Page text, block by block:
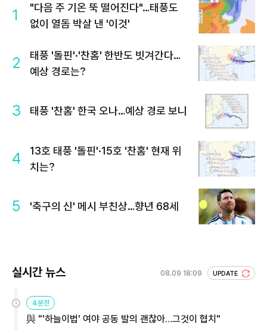
1
"다음 주 기온 뚝 떨어진다"…태풍도
없이 열돔 박살 낸 '이것'
2
태풍 '돌핀'·'찬홈' 한반도 빗겨간다…
예상 경로는?
3 태풍 '찬홈' 한국 오나…예상 경로 보니
4
13호 태풍 '돌핀'·15호 '찬홈' 현재 위
치는?
5 '축구의 신' 메시 부친상…향년 68세
실시간 뉴스 08.09 18:09 UPDATE
4분전
與 "'하늘이법' 여야 공동 발의 괜찮아…그것이 협치"